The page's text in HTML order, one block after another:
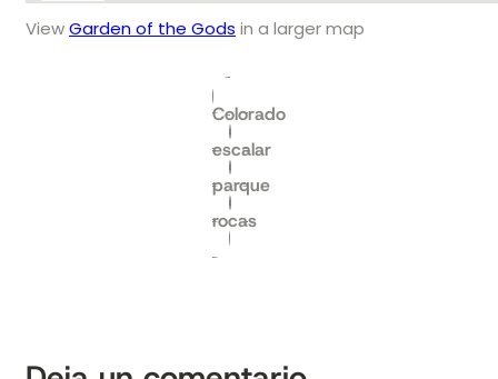
ViewGarden of the Gods in a larger map
Colorado
escalar
parque
rocas